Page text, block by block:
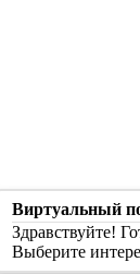
Виртуальный
Здравствуйте!
Выберите